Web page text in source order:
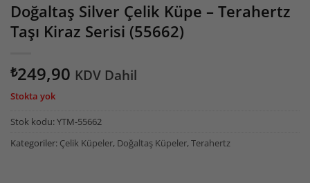
- KAPIDA ÖDEME ALIM LİMİTİ MİNİMUM 900 ₺ + KARGO
- BİLEKLİK VE KOLYE ÖZEL YAPIM İSTEKLERİNİZİ İLETEBİLİRSİNİZ
- YURT DIŞI GÖNDERİM YAPIYORUZ.DETAYLAR İÇİN İLETİŞİM
TIKLAYINIZ
Doğaltaş Silver Çelik Küpe – Terahertz
Taşı Kiraz Serisi (55662)
₺249,90 KDV Dahil
Stokta yok
Stok kodu:YTM-55662
Kategoriler: Çelik Küpeler, Doğaltaş Küpeler, Terahertz